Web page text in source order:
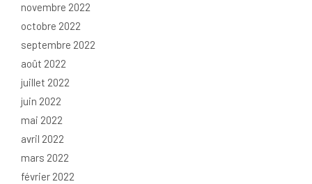
novembre 2022
octobre 2022
septembre 2022
août 2022
juillet 2022
juin 2022
mai 2022
avril 2022
mars 2022
février 2022